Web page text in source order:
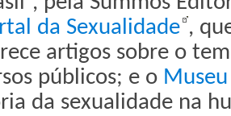
da Sexualidade ,
artigos sobre o
públicos; e o
da sexualidade na